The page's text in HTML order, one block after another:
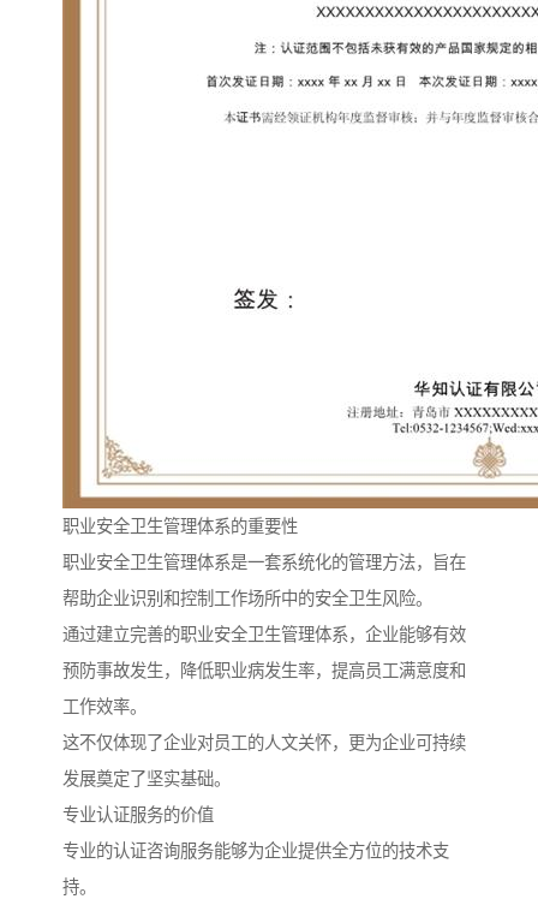
职业安全卫生管理体系的重要性
职业安全卫生管理体系是一套系统化的管理方法，旨在
帮助企业识别和控制工作场所中的安全卫生风险。
通过建立完善的职业安全卫生管理体系，企业能够有效
预防事故发生，降低职业病发生率，提高员工满意度和
工作效率。
这不仅体现了企业对员工的人文关怀，更为企业可持续
发展奠定了坚实基础。
专业认证服务的价值
专业的认证咨询服务能够为企业提供全方位的技术支
持。